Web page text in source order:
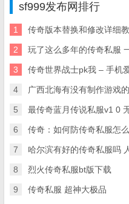
sf999发布网排行
1 传奇版本替换和修改详细
2 玩了这么多年的传奇私服
3 传奇世界战士pk我 – 手机
4 广西北海有没有制作游戏
5 最传奇蓝月传说私服v1 0
6 传奇：如何防传奇私服怎
7 哈尔滨有好的传奇私服吗
8 烈火传奇私服bt版下载
9 传奇私服 超神大极品